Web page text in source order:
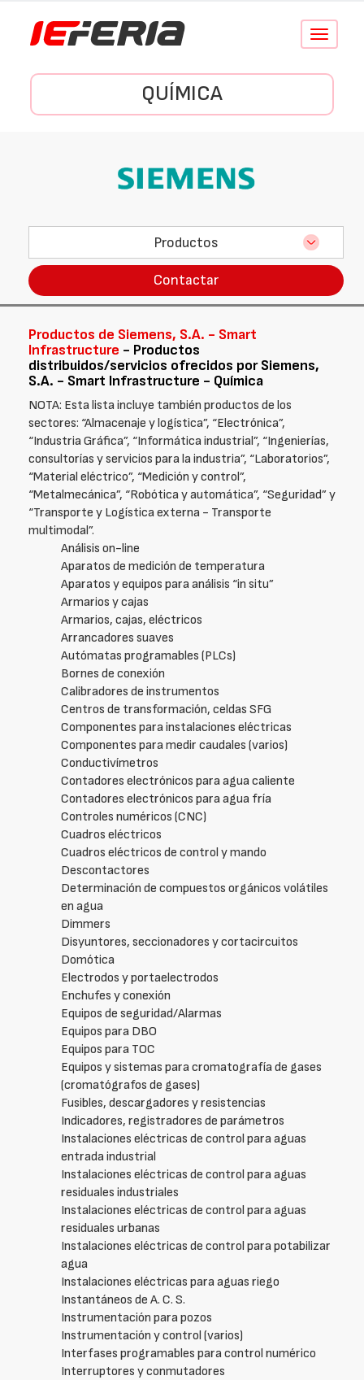
Conmutar
QUÍMICA
Productos
Contactar
Productos de Siemens, S.A. - Smart
Infrastructure - Productos
distribuidos/servicios ofrecidos por Siemens,
S.A. - Smart Infrastructure - Química
NOTA: Esta lista incluye también productos de los
sectores: “Almacenaje y logística”, “Electrónica”,
“Industria Gráfica”, “Informática industrial”, “Ingenierías,
consultorías y servicios para la industria”, “Laboratorios”,
“Material eléctrico”, “Medición y control”,
“Metalmecánica”, “Robótica y automática”, “Seguridad” y
“Transporte y Logística externa - Transporte
multimodal”.
Análisis on-line
Aparatos de medición de temperatura
Aparatos y equipos para análisis “in situ”
Armarios y cajas
Armarios, cajas, eléctricos
Arrancadores suaves
Autómatas programables (PLCs)
Bornes de conexión
Calibradores de instrumentos
Centros de transformación, celdas SFG
Componentes para instalaciones eléctricas
Componentes para medir caudales (varios)
Conductivímetros
Contadores electrónicos para agua caliente
Contadores electrónicos para agua fría
Controles numéricos (CNC)
Cuadros eléctricos
Cuadros eléctricos de control y mando
Descontactores
Determinación de compuestos orgánicos volátiles
en agua
Dimmers
Disyuntores, seccionadores y cortacircuitos
Domótica
Electrodos y portaelectrodos
Enchufes y conexión
Equipos de seguridad/Alarmas
Equipos para DBO
Equipos para TOC
Equipos y sistemas para cromatografía de gases
(cromatógrafos de gases)
Fusibles, descargadores y resistencias
Indicadores, registradores de parámetros
Instalaciones eléctricas de control para aguas
entrada industrial
Instalaciones eléctricas de control para aguas
residuales industriales
Instalaciones eléctricas de control para aguas
residuales urbanas
Instalaciones eléctricas de control para potabilizar
agua
Instalaciones eléctricas para aguas riego
Instantáneos de A. C. S.
Instrumentación para pozos
Instrumentación y control (varios)
Interfases programables para control numérico
Interruptores y conmutadores